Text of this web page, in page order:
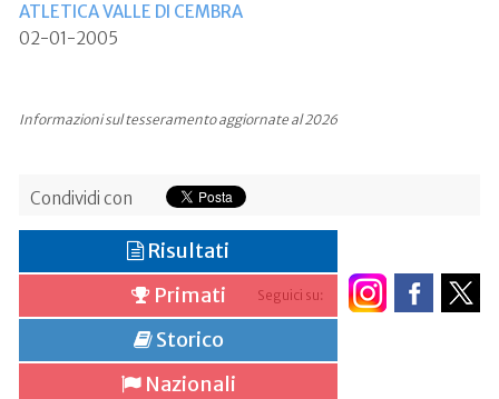
ATLETICA VALLE DI CEMBRA
02-01-2005
Informazioni sul tesseramento aggiornate al 2026
Condividi con
Seguici su:
Risultati
Primati
Storico
Nazionali